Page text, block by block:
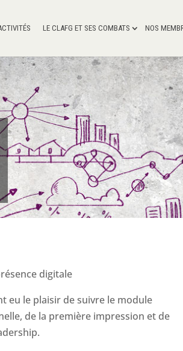
LE CLAFG ET SES COMBATS NOS
digitale
eu le plaisir de suivre le module
de la première impression et de